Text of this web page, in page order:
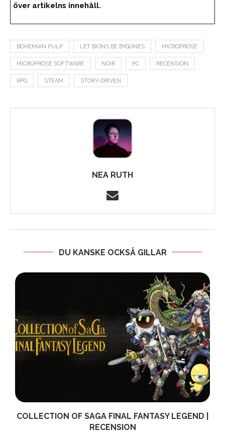
över artikelns innehåll.
BOHEMIAN PULP LET BIONS BE BYGONES MICROPROSE
MICROPROSE SOFTWARE NOIR PC RECENSION
RPG STEAM STORY-DRIVEN
NEA RUTH
DU KANSKE OCKSÅ GILLAR
COLLECTION OF SAGA FINAL FANTASY LEGEND |
RECENSION